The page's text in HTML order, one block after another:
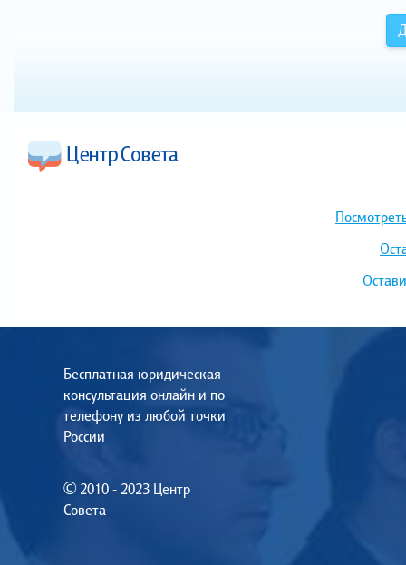
Бесплатная юридическая
консультация онлайн и по
телефону из любой точки
России
© 2010 - 2023 Центр
Совета